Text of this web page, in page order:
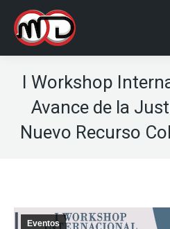
I Workshop
Avance de la
Nuevo Recurso
Eventos